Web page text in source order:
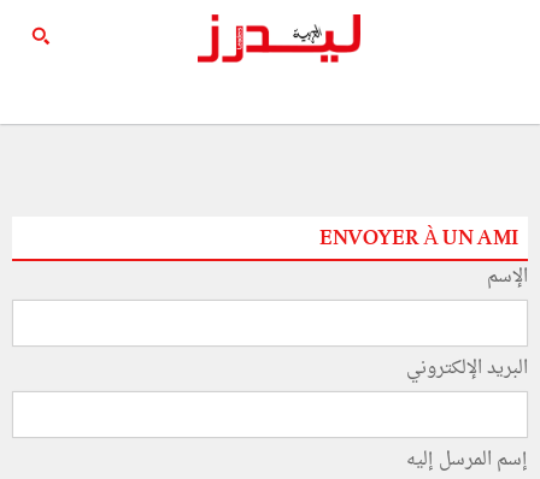
ENVOYER À UN AMI
الإسم
البريد الإلكتروني
إسم المرسل إليه